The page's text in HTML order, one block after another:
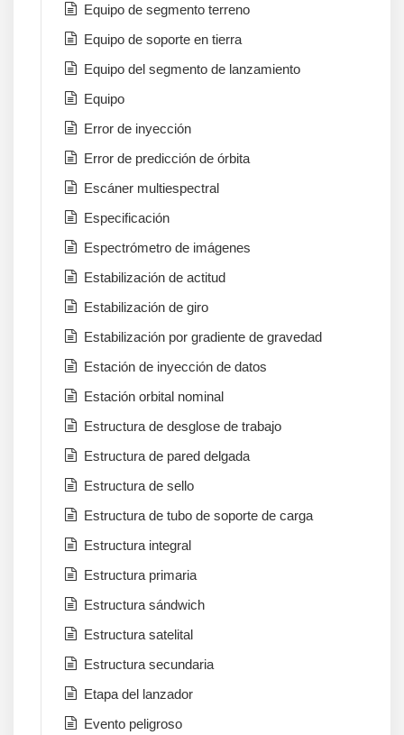
Equipo de segmento terreno
Equipo de soporte en tierra
Equipo del segmento de lanzamiento
Equipo
Error de inyección
Error de predicción de órbita
Escáner multiespectral
Especificación
Espectrómetro de imágenes
Estabilización de actitud
Estabilización de giro
Estabilización por gradiente de gravedad
Estación de inyección de datos
Estación orbital nominal
Estructura de desglose de trabajo
Estructura de pared delgada
Estructura de sello
Estructura de tubo de soporte de carga
Estructura integral
Estructura primaria
Estructura sándwich
Estructura satelital
Estructura secundaria
Etapa del lanzador
Evento peligroso